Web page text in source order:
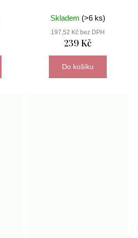
Skladem (>6 ks)
197,52 Kč bez DPH
239 Kč
Do košíku